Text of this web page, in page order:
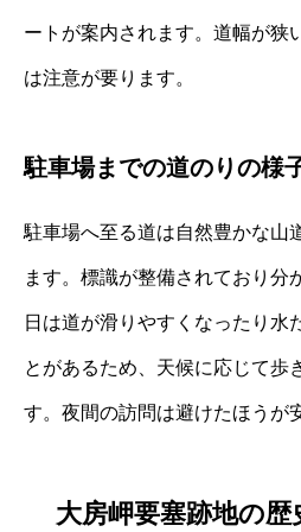
ートが案内されます。道幅が狭
は注意が要ります。
駐車場までの道のりの様
駐車場へ至る道は自然豊かな山
ます。標識が整備されており分
日は道が滑りやすくなったり水
とがあるため、天候に応じて歩
す。夜間の訪問は避けたほうが
大房岬要塞跡地の